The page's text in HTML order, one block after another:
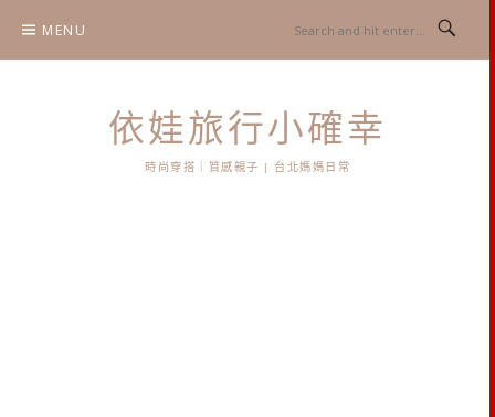
content
MENU
依娃旅行小確幸
時尚穿搭｜質感親子 | 台北媽媽日常